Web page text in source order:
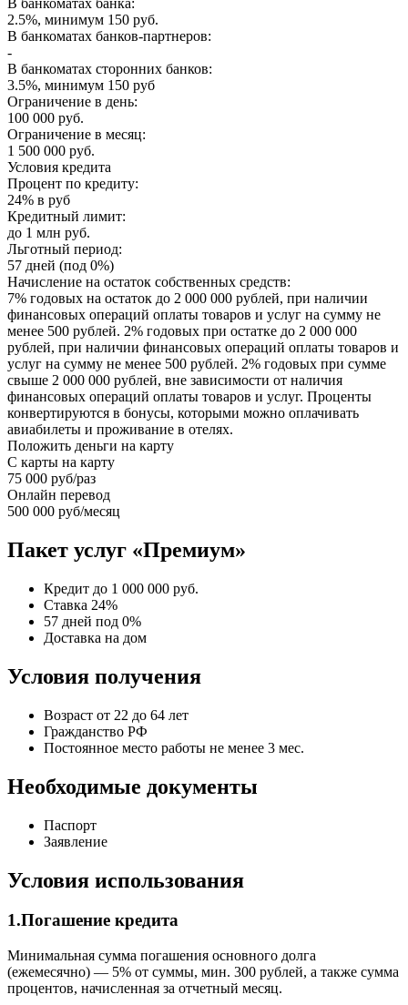
В банкоматах банка:
2.5%, минимум 150 руб.
В банкоматах банков-партнеров:
-
В банкоматах сторонних банков:
3.5%, минимум 150 руб
Ограничение в день:
100 000 руб.
Ограничение в месяц:
1 500 000 руб.
Условия кредита
Процент по кредиту:
24% в руб
Кредитный лимит:
до 1 млн руб.
Льготный период:
57 дней (под 0%)
Начисление на остаток собственных средств:
7% годовых на остаток до 2 000 000 рублей, при наличии
финансовых операций оплаты товаров и услуг на сумму не
менее 500 рублей. 2% годовых при остатке до 2 000 000
рублей, при наличии финансовых операций оплаты товаров и
услуг на сумму не менее 500 рублей. 2% годовых при сумме
свыше 2 000 000 рублей, вне зависимости от наличия
финансовых операций оплаты товаров и услуг. Проценты
конвертируются в бонусы, которыми можно оплачивать
авиабилеты и проживание в отелях.
Положить деньги на карту
С карты на карту
75 000 руб/раз
Онлайн перевод
500 000 руб/месяц
Пакет услуг «Премиум»
Кредит до 1 000 000 руб.
Ставка 24%
57 дней под 0%
Доставка на дом
Условия получения
Возраст от 22 до 64 лет
Гражданство РФ
Постоянное место работы не менее 3 мес.
Необходимые документы
Паспорт
Заявление
Условия использования
1.Погашение кредита
Минимальная сумма погашения основного долга
(ежемесячно) — 5% от суммы, мин. 300 рублей, а также сумма
процентов, начисленная за отчетный месяц.